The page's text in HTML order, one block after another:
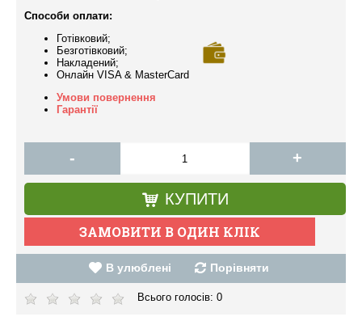
Способи оплати:
Готівковий;
Безготівковий;
Накладений;
Онлайн VISA & MasterCard
Умови повернення
Гарантії
- +
КУПИТИ
В улюблені Порівняти
Всього голосів: 0